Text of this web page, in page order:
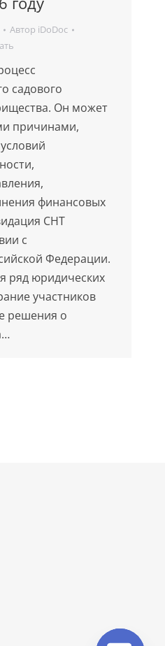
Автор iDoDoc
садового
Он может
причинами,
финансовых
СНТ
с
Федерации.
ряд юридических
участников
решения о